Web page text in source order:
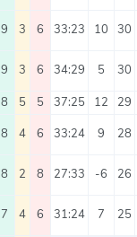
9 3 6 33:23 10 30
9 3 6 34:29 5 30
8 5 5 37:25 12 29
8 4 6 33:24 9 28
8 2 8 27:33 -6 26
7 4 6 31:24 7 25